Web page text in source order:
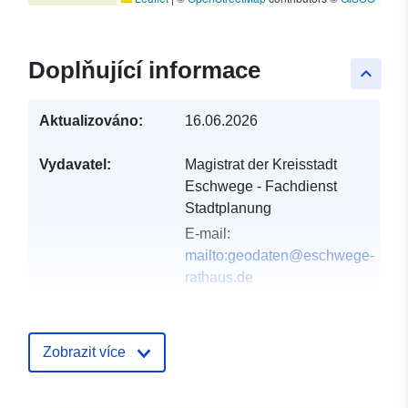
keyboard_arrow_up
Doplňující informace
Aktualizováno: 16.06.2026
Vydavatel:
Magistrat der Kreisstadt
Eschwege - Fachdienst
Stadtplanung
E-mail:
mailto:geodaten@eschwege-
rathaus.de
záznam:
Zobrazit více